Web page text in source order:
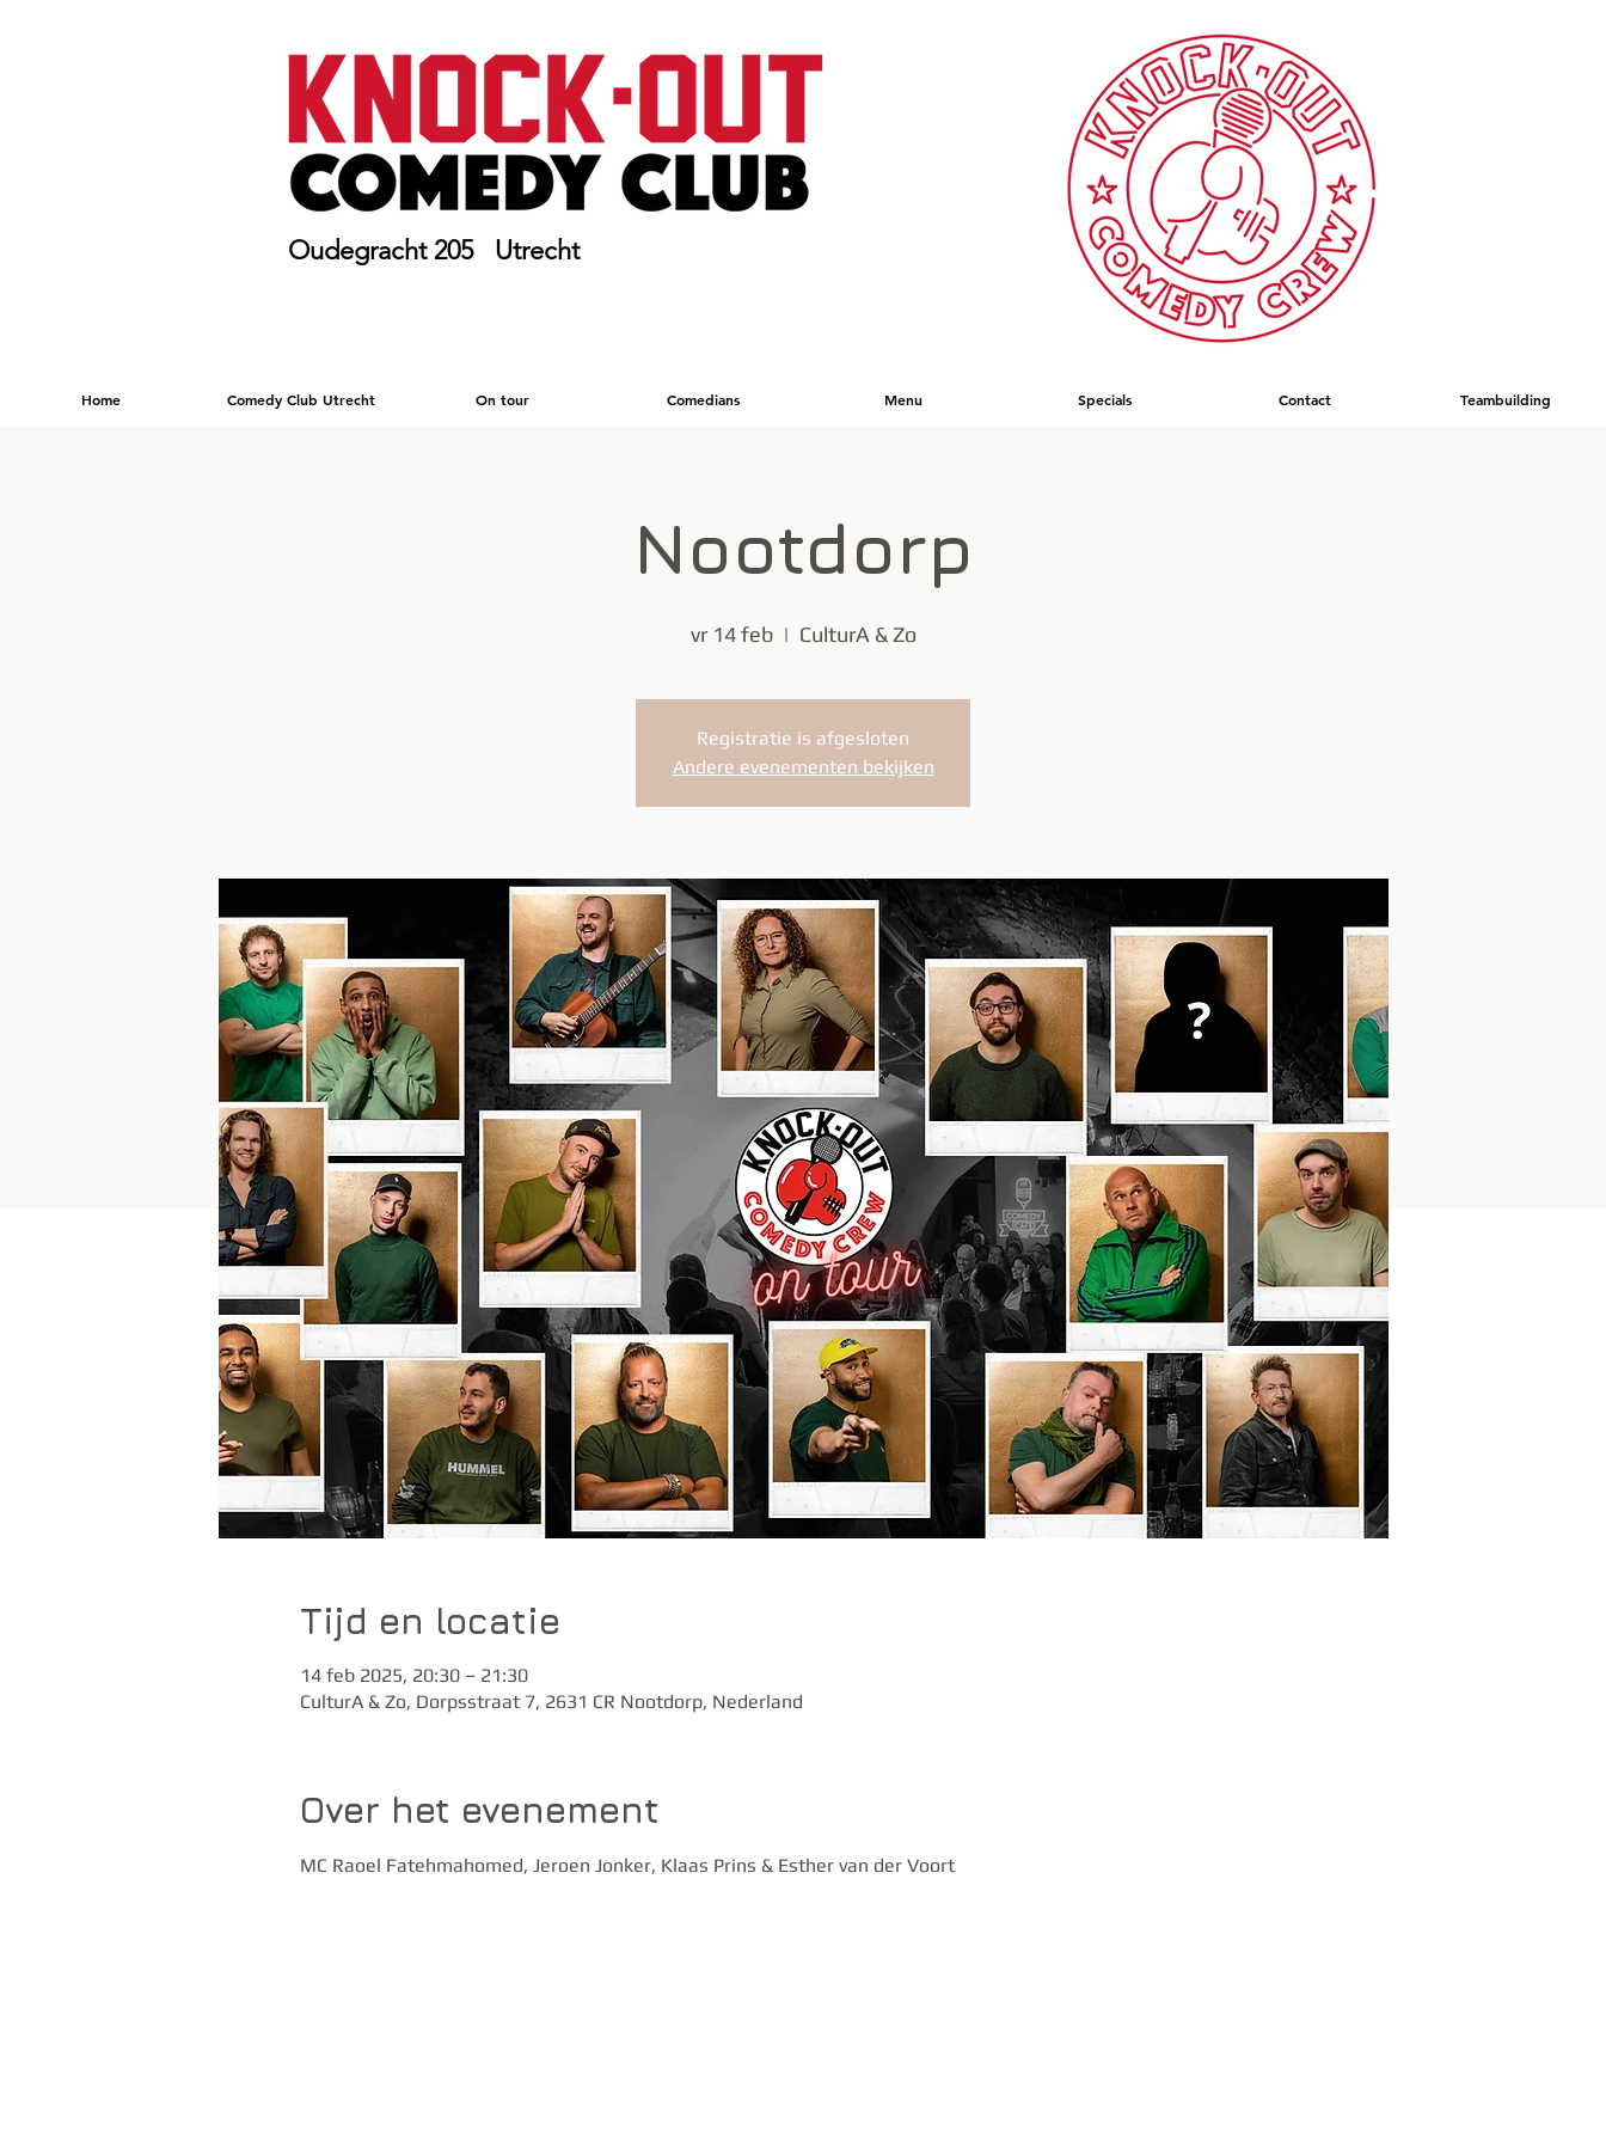
Oudegracht 205 Utrecht
Home Comedy Club Utrecht On tour Comedians Menu Specials Contact Teambuilding
Nootdorp
vr 14 feb
  |
CulturA & Zo
Registratie is afgesloten
Andere evenementen bekijken
Tijd en locatie
14 feb 2025, 20:30 – 21:30
CulturA & Zo, Dorpsstraat 7, 2631 CR Nootdorp, Nederland
Over het evenement
MC Raoel Fatehmahomed, Jeroen Jonker, Klaas Prins & Esther van der Voort